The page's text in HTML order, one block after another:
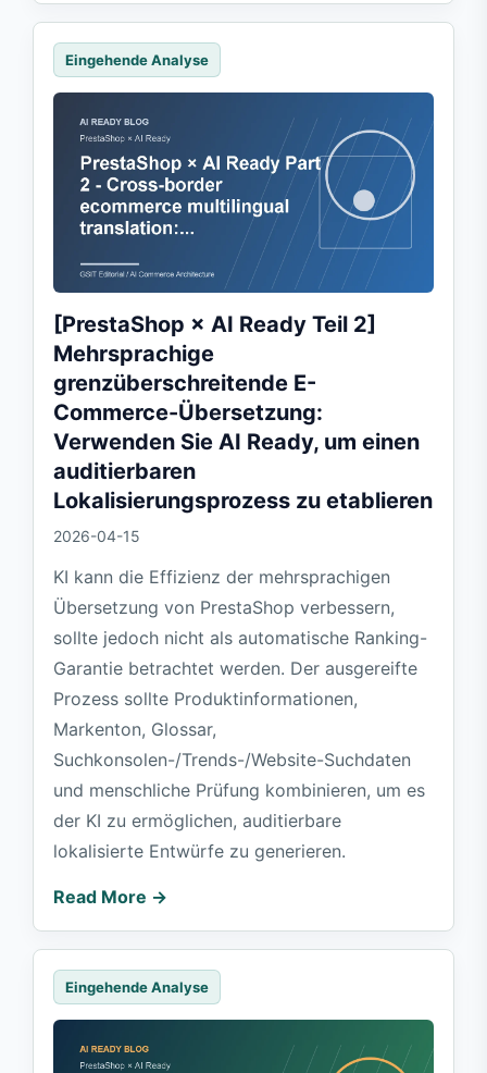
Eingehende Analyse
[PrestaShop × AI Ready Teil 2]
Mehrsprachige
grenzüberschreitende E-
Commerce-Übersetzung:
Verwenden Sie AI Ready, um einen
auditierbaren
Lokalisierungsprozess zu etablieren
2026-04-15
KI kann die Effizienz der mehrsprachigen
Übersetzung von PrestaShop verbessern,
sollte jedoch nicht als automatische Ranking-
Garantie betrachtet werden. Der ausgereifte
Prozess sollte Produktinformationen,
Markenton, Glossar,
Suchkonsolen-/Trends-/Website-Suchdaten
und menschliche Prüfung kombinieren, um es
der KI zu ermöglichen, auditierbare
lokalisierte Entwürfe zu generieren.
Read More →
Eingehende Analyse